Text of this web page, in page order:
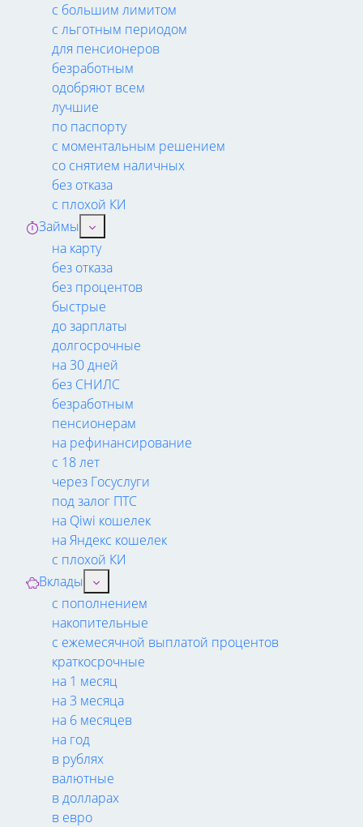
с большим лимитом
с льготным периодом
для пенсионеров
безработным
одобряют всем
лучшие
по паспорту
с моментальным решением
со снятием наличных
без отказа
с плохой КИ
Займы
на карту
без отказа
без процентов
быстрые
до зарплаты
долгосрочные
на 30 дней
без СНИЛС
безработным
пенсионерам
на рефинансирование
с 18 лет
через Госуслуги
под залог ПТС
на Qiwi кошелек
на Яндекс кошелек
с плохой КИ
Вклады
с пополнением
накопительные
с ежемесячной выплатой процентов
краткосрочные
на 1 месяц
на 3 месяца
на 6 месяцев
на год
в рублях
валютные
в долларах
в евро